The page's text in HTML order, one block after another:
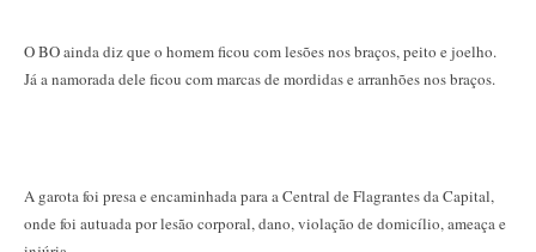
O BO ainda diz que o homem ficou com lesões nos braços, peito e joelho.
Já a namorada dele ficou com marcas de mordidas e arranhões nos braços.
A garota foi presa e encaminhada para a Central de Flagrantes da Capital,
onde foi autuada por lesão corporal, dano, violação de domicílio, ameaça e